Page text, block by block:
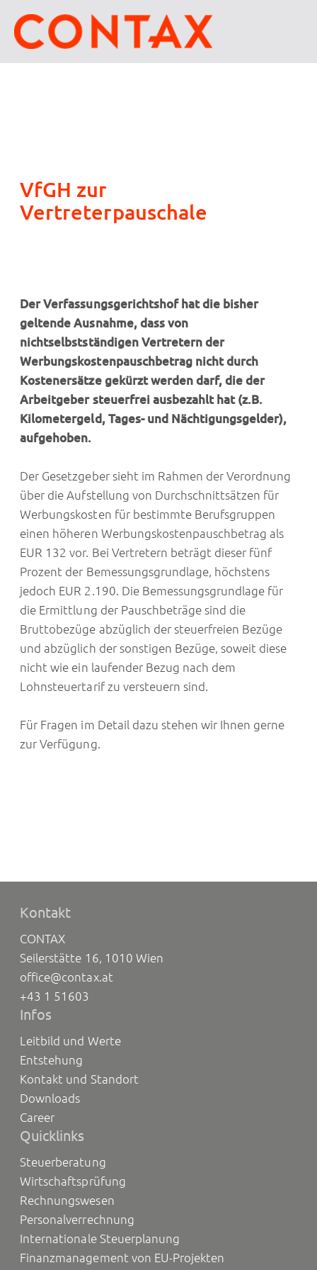
VfGH zur
Vertreterpauschale
Der Verfassungsgerichtshof hat die bisher
geltende Ausnahme, dass von
nichtselbstständigen Vertretern der
Werbungskostenpauschbetrag nicht durch
Kostenersätze gekürzt werden darf, die der
Arbeitgeber steuerfrei ausbezahlt hat (z.B.
Kilometergeld, Tages- und Nächtigungsgelder),
aufgehoben.
Der Gesetzgeber sieht im Rahmen der Verordnung
über die Aufstellung von Durchschnittsätzen für
Werbungskosten für bestimmte Berufsgruppen
einen höheren Werbungskostenpauschbetrag als
EUR 132 vor. Bei Vertretern beträgt dieser fünf
Prozent der Bemessungsgrundlage, höchstens
jedoch EUR 2.190. Die Bemessungsgrundlage für
die Ermittlung der Pauschbeträge sind die
Bruttobezüge abzüglich der steuerfreien Bezüge
und abzüglich der sonstigen Bezüge, soweit diese
nicht wie ein laufender Bezug nach dem
Lohnsteuertarif zu versteuern sind.
Für Fragen im Detail dazu stehen wir Ihnen gerne
zur Verfügung.
Kontakt
CONTAX
Seilerstätte 16, 1010 Wien
office@contax.at
+43 1 51603
Infos
Leitbild und Werte
Entstehung
Kontakt und Standort
Downloads
Career
Quicklinks
Steuerberatung
Wirtschaftsprüfung
Rechnungswesen
Personalverrechnung
Internationale Steuerplanung
Finanzmanagement von EU-Projekten